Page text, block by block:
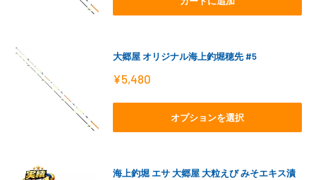
大郷屋 オリジナル海上釣堀穂先 #5
販
価
¥5,480
オプションを選択
海上釣堀 エサ 大郷屋 大粒えび みそエキス漬